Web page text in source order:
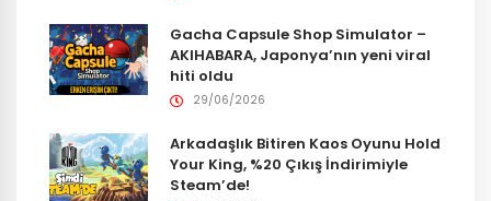
Gacha Capsule Shop Simulator –
AKIHABARA, Japonya’nın yeni viral
hiti oldu
29/06/2026
Arkadaşlık Bitiren Kaos Oyunu Hold
Your King, %20 Çıkış İndirimiyle
Steam’de!